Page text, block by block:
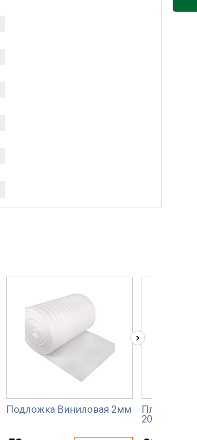
Подложка Виниловая 2мм
Пленка
200 мкм
›